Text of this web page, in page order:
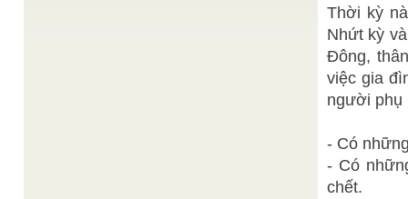
Thời kỳ
Nhứt kỳ
Đông,
việc gia
người phụ
- Có
- Có
chết.